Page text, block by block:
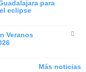
para
eclipse
Veranos
Más noticias